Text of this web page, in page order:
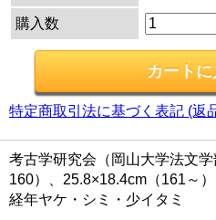
購入数
特定商取引法に基づく表記 (返
考古学研究会（岡山大学法文
160）、25.8×18.4cm（161～）
経年ヤケ・シミ・少イタミ